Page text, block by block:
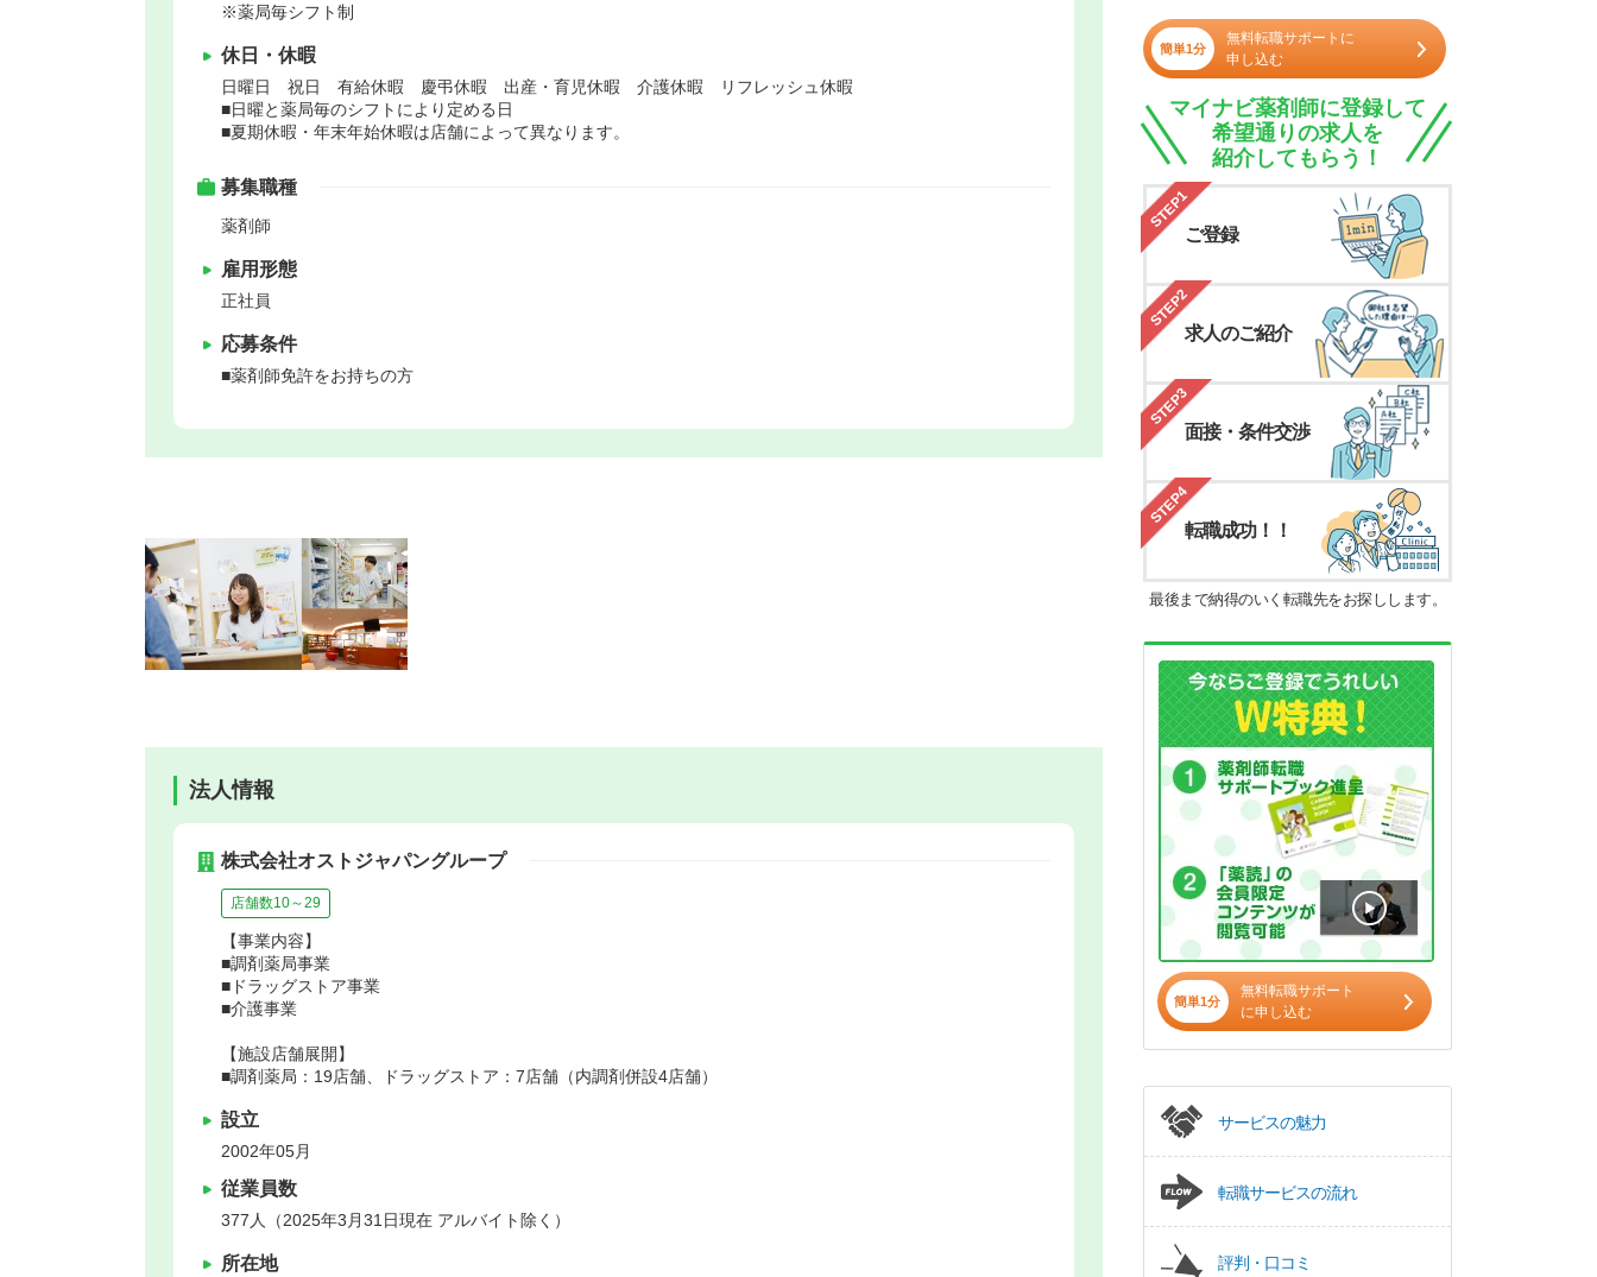
※薬局毎シフト制
休日・休暇
日曜日 祝日 有給休暇 慶弔休暇 出産・育児休暇 介護休暇 リフレッシュ休暇
■日曜と薬局毎のシフトにより定める日
■夏期休暇・年末年始休暇は店舗によって異なります。
募集職種
薬剤師
雇用形態
正社員
応募条件
■薬剤師免許をお持ちの方
法人情報
株式会社オストジャパングループ
店舗数10～29
【事業内容】
■調剤薬局事業
■ドラッグストア事業
■介護事業
【施設店舗展開】
■調剤薬局：19店舗、ドラッグストア：7店舗（内調剤併設4店舗）
設立
2002年05月
従業員数
377人（2025年3月31日現在 アルバイト除く）
所在地
簡単1分
無料転職サポートに
申し込む
マイナビ薬剤師に登録して
希望通りの求人を
紹介してもらう！
STEP1
ご登録
STEP2
求人のご紹介
STEP3
面接・条件交渉
STEP4
転職成功！！
最後まで納得のいく転職先をお探しします。
簡単1分
無料転職サポート
に申し込む
サービスの魅力
転職サービスの流れ
評判・口コミ